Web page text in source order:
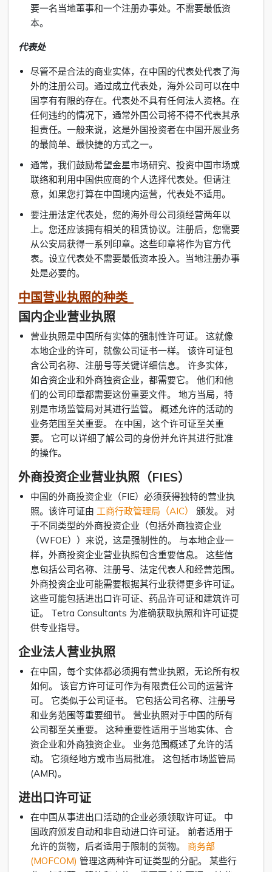
要一名当地董事和一个注册办事处。不需要最低资
本。
代表处
尽管不是合法的商业实体，在中国的代表处代表了海
外的注册公司。通过成立代表处，海外公司可以在中
国享有有限的存在。代表处不具有任何法人资格。在
任何违约的情况下，通常外国公司将不得不代表其承
担责任。一般来说，这是外国投资者在中国开展业务
的最简单、最快捷的方式之一。
通常，我们鼓励希望金星市场研究、投资中国市场或
联络和利用中国供应商的个人选择代表处。但请注
意，如果您打算在中国境内运营，代表处不适用。
要注册法定代表处，您的海外母公司须经营两年以
上。您还应该拥有相关的租赁协议。注册后，您需要
从公安局获得一系列印章。这些印章将作为官方代
表。设立代表处不需要最低资本投入。当地注册办事
处是必要的。
中国营业执照的种类
国内企业营业执照
营业执照是中国所有实体的强制性许可证。 这就像
本地企业的许可，就像公司证书一样。 该许可证包
含公司名称、注册号等关键详细信息。 许多实体，
如合资企业和外商独资企业，都需要它。 他们和他
们的公司印章都需要这份重要文件。 地方当局，特
别是市场监管局对其进行监管。 概述允许的活动的
业务范围至关重要。 在中国，这个许可证至关重
要。 它可以详细了解公司的身份并允许其进行批准
的操作。
外商投资企业营业执照（FIES）
中国的外商投资企业（FIE）必须获得独特的营业执
照。该许可证由 工商行政管理局（AIC）
颁发。 对
于不同类型的外商投资企业（包括外商独资企业
（WFOE））来说，这是强制性的。 与本地企业一
样，外商投资企业营业执照包含重要信息。 这些信
息包括公司名称、注册号、法定代表人和经营范围。
外商投资企业可能需要根据其行业获得更多许可证。
这些可能包括进出口许可证、药品许可证和建筑许可
证。 Tetra Consultants 为准确获取执照和许可证提
供专业指导。
企业法人营业执照
在中国，每个实体都必须拥有营业执照，无论所有权
如何。 该官方许可证可作为有限责任公司的运营许
可。 它类似于公司证书。 它包括公司名称、注册号
和业务范围等重要细节。 营业执照对于中国的所有
公司都至关重要。 这种重要性适用于当地实体、合
资企业和外商独资企业。 业务范围概述了允许的活
动。 它须经地方或市当局批准。 这包括市场监管局
(AMR)。
进出口许可证
在中国从事进出口活动的企业必须领取许可证。 中
国政府颁发自动和非自动进口许可证。 前者适用于
允许的货物，后者适用于限制的货物。 商务部
(MOFCOM) 管理这两种许可证类型的分配。 某些行